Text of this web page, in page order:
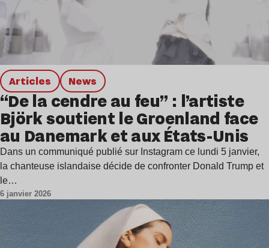
Articles news
“De la cendre au feu” : l’artiste
Björk soutient le Groenland face
au Danemark et aux États-Unis
Dans un communiqué publié sur Instagram ce lundi 5 janvier,
la chanteuse islandaise décide de confronter Donald Trump et
le…
6 janvier 2026